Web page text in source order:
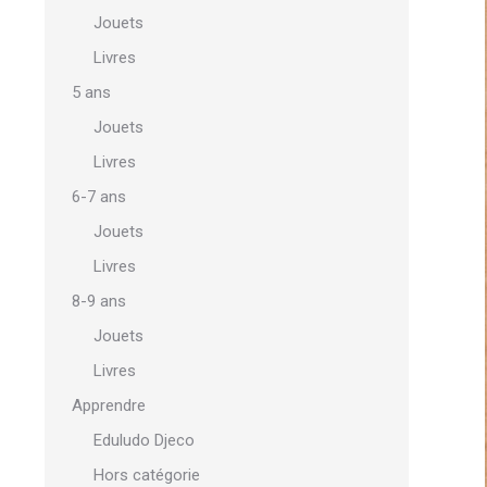
Jouets
Livres
5 ans
Jouets
Livres
6-7 ans
Jouets
Livres
8-9 ans
Jouets
Livres
Apprendre
Eduludo Djeco
Hors catégorie